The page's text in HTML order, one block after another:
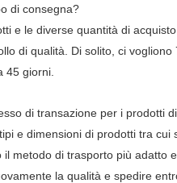
di consegna?
e le diverse quantità di
di qualità. Di solito, ci
45 giorni.
di transazione per i prodotti
e dimensioni di prodotti tra
il metodo di trasporto più adatto
la qualità e spedire